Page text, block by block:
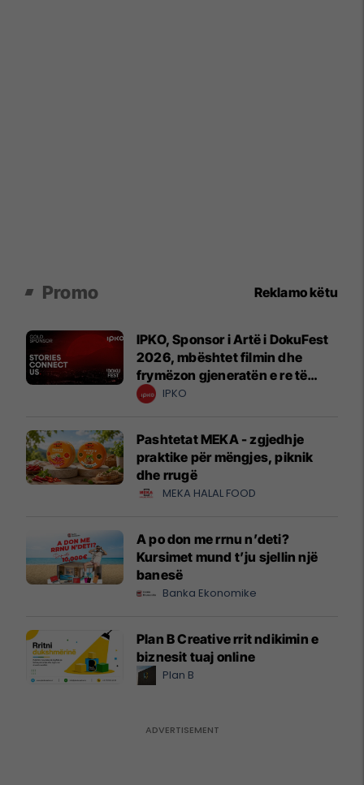
Promo Reklamo këtu
IPKO, Sponsor i Artë i DokuFest
2026, mbështet filmin dhe
frymëzon gjeneratën e re të
krijuesve
IPKO
Pashtetat MEKA - zgjedhje
praktike për mëngjes, piknik
dhe rrugë
MEKA HALAL FOOD
A po don me rrnu n’deti?
Kursimet mund t’ju sjellin një
banesë
Banka Ekonomike
Plan B Creative rrit ndikimin e
biznesit tuaj online
Plan B